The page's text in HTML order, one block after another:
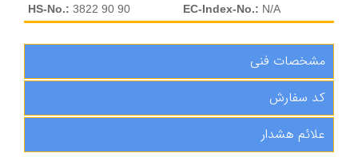
HS-No.: 3822 90 90 EC-Index-No.: N/A
مشخصات فنی
کد سفارش
علائم هشدار